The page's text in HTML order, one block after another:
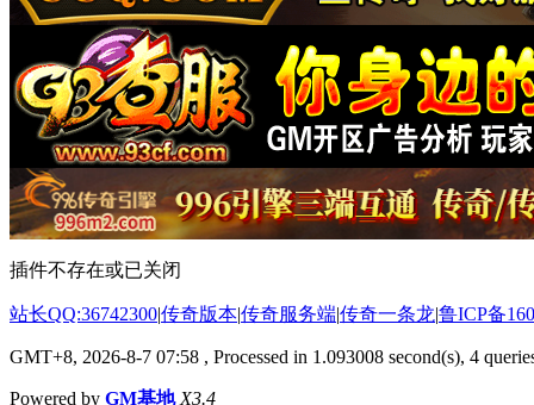
插件不存在或已关闭
站长QQ:36742300|传奇版本|传奇服务端|传奇一条龙|鲁ICP备
GMT+8, 2026-8-7 07:58 , Processed in 1.093008 second(s), 4
Powered by GM基地 X3.4